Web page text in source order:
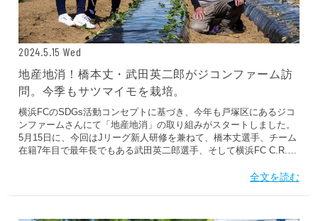
2024.5.15 Wed
地産地消！橋本丈・武田英二郎がジコンファーム訪
問。今季もサツマイモを栽培。
横浜FCのSDGs活動コンセプトに基づき、今年も戸塚区にあるジコ
ンファームさんにて「地産地消」の取り組みがスタートしました。
5月15日に、今回はJリーグ新人研修を兼ねて、橋本丈選手、チーム
在籍7年目で最年長でもある武田英二郎選手、そして横浜FC C.R.O
シーズンからジコンファームさんご協力のもとサツマイモの栽培を
全文を読む